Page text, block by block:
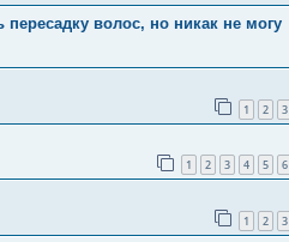
волос, но никак не могу
1 2 3
1 2 3 4 5 6
1 2 3